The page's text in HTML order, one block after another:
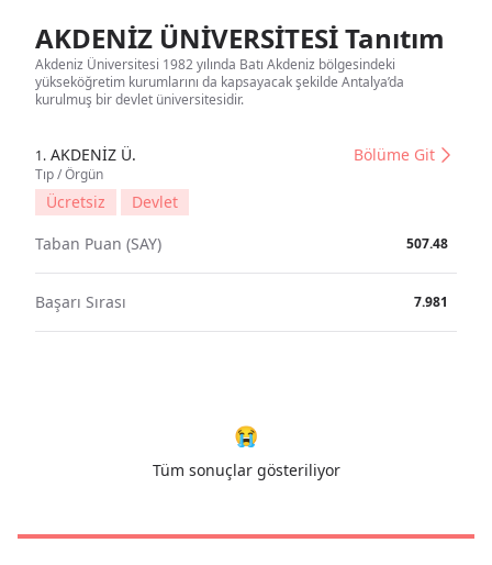
AKDENİZ ÜNİVERSİTESİ Tanıtım
Akdeniz Üniversitesi 1982 yılında Batı Akdeniz bölgesindeki
yükseköğretim kurumlarını da kapsayacak şekilde Antalya’da
kurulmuş bir devlet üniversitesidir.
1. AKDENİZ Ü.
Tıp / Örgün
Bölüme Git
Ücretsiz
Devlet
Taban Puan (SAY)
507.48
Başarı Sırası 7.981
😭
Tüm sonuçlar gösteriliyor